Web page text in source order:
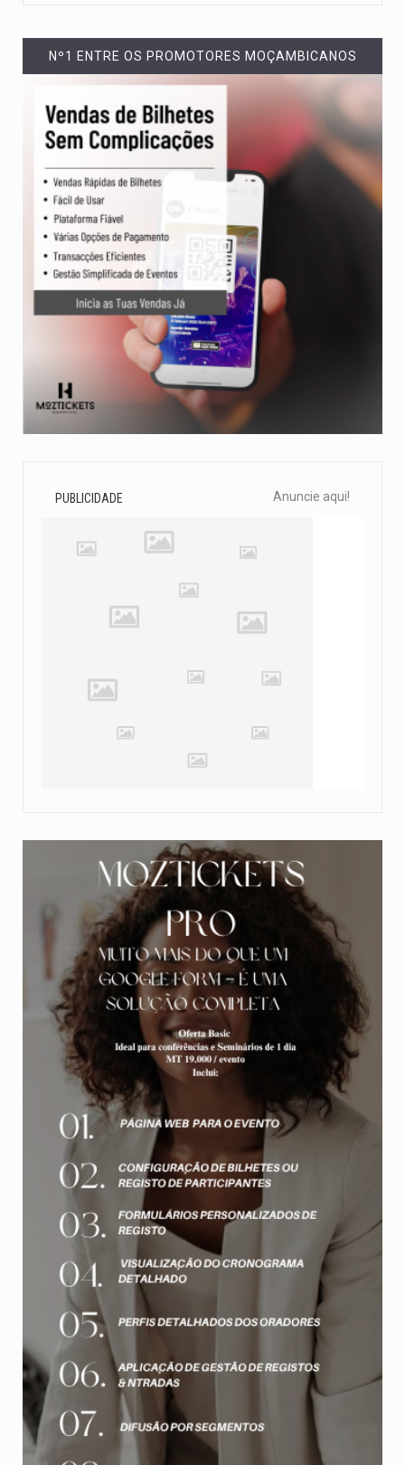
Nº1 ENTRE OS PROMOTORES MOÇAMBICANOS
PUBLICIDADE Anuncie aqui!